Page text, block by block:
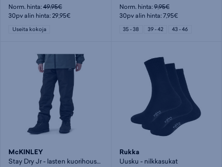
Norm. hinta:49,95€
30pv alin hinta: 29,95€
Useita kokoja
Norm. hinta:9,95€
30pv alin hinta: 7,95€
35 - 38 39 - 42 43 - 46
McKINLEY
Stay Dry Jr - lasten kuorihousut
Rukka
Uusku - nilkkasukat